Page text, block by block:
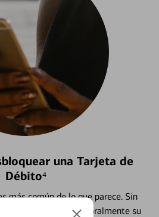
una Tarjeta de
Débito⁴
más común de lo que parece. Sin
y desbloquear temporalmente su